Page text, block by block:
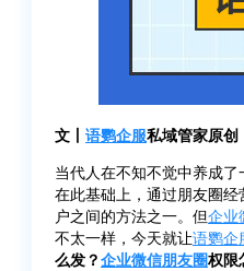
文丨 语鹦企服私域管家原创
当代人在不知不觉中养成了
在此基础上，通过朋友圈
户之间的方法之一。但企业
不太一样，今天就让语鹦企
么发？企业微信朋友圈权限